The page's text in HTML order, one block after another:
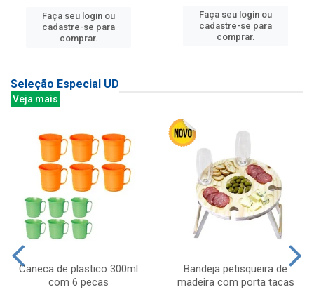
Faça seu login ou
cadastre-se para
comprar.
Faça seu login ou
cadastre-se para
comprar.
Seleção Especial UD
Veja mais
Caneca de plastico 300ml
com 6 pecas
Bandeja petisqueira de
madeira com porta tacas